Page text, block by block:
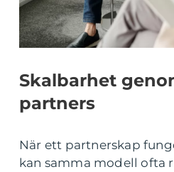
Skalbarhet
partners
När ett partnerskap
kan samma modell ofta